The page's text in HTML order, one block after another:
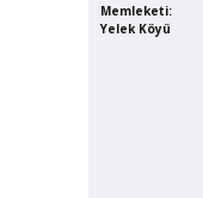
Memleketi:
Yelek Köyü